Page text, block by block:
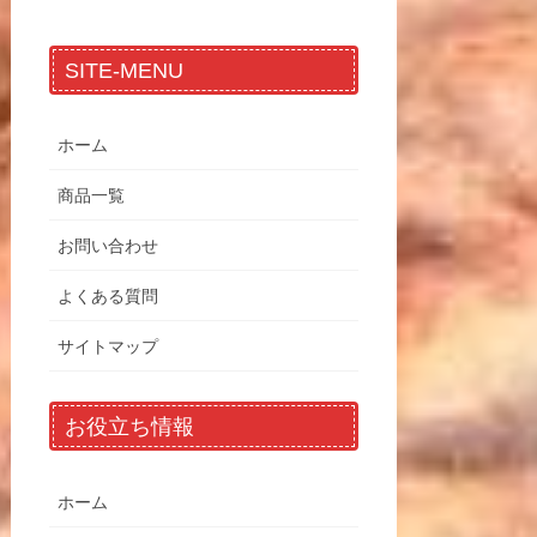
SITE-MENU
ホーム
商品一覧
お問い合わせ
よくある質問
サイトマップ
お役立ち情報
ホーム